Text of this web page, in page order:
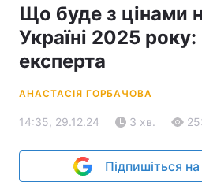
Що буде з цінами
Україні 2025
експерта
АНАСТАСІЯ ГОРБАЧОВА
14:35, 29.12.24 3 хв.
Підпишіться